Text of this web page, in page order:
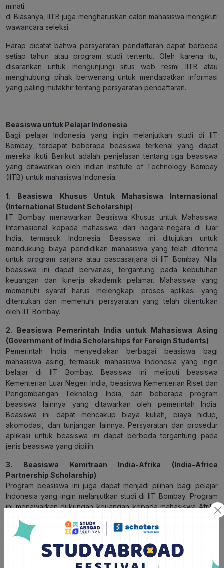
minati.
d. Biasanya, IITB juga mengharuskan calon mahasiswa mengikuti
wawancara seleksi.
Harap dicatat bahwa persyaratan pendaftaran dapat berbeda
setiap tahun atau program studi tertentu. Oleh karena itu,
disarankan untuk mengunjungi situs web resmi IITB atau
menghubungi pihak berwenang untuk mendapatkan informasi
yang paling mutakhir tentang persyaratan pendaftaran.
Beasiswa untuk Pelajar Indonesia
Bagi pelajar Indonesia yang ingin melanjutkan studi di IIT
Bombay, terdapat beberapa beasiswa terkenal yang dapat
mereka ikuti. Berikut adalah penjelasan tentang tiga beasiswa
yang ditawarkan oleh Indian Institute of Technology Bombay
(IITB) untuk mahasiswa Indonesia:
1. Beasiswa Khusus Untuk Mahasiswa Internasional
(International Student Scholarship)
IIT Bombay menawarkan Beasiswa Khusus untuk Mahasiswa
Internasional kepada mahasiswa dari negara-negara di luar
India, termasuk Indonesia. Beasiswa ini ditujukan untuk
mendukung biaya pendidikan mahasiswa yang telah diterima
untuk program sarjana atau pascasarjana di IIT Bombay. Nilai
beasiswa ini dapat bervariasi, tergantung pada kebutuhan
keuangan dan kinerja akademik pelamar. Mahasiswa yang
memenuhi syarat harus melengkapi proses aplikasi yang
ditentukan dan memenuhi persyaratan yang telah ditentukan
oleh IIT Bombay.
2. Beasiswa Pemerintah India untuk Mahasiswa Asing
(Government of India Scholarships for Foreign Students)
Pemerintah India menyediakan berbagai beasiswa bagi
mahasiswa asing, termasuk mahasiswa Indonesia yang ingin
belajar di IIT Bombay. Beasiswa ini meliputi beasiswa
Kementerian Luar Negeri India, beasiswa Kementerian Riset dan
Pengembangan Teknologi India, dan beberapa program
beasiswa lainnya yang ditawarkan oleh pemerintah India.
Beasiswa ini dapat mencakup biaya kuliah, biaya hidup,
akomodasi, dan tunjangan lainnya. Persyaratan dan prosedur
aplikasi untuk beasiswa ini dapat berbeda tergantung pada
jenis beasiswa yang dipilih.
3. Beasiswa Kemitraan India-Afrika (India-Africa
Partnership Scholarship)
Program beasiswa ini juga dapat menjadi pilihan bagi pelajar
Indonesia yang ingin melanjutkan studi di IIT Bombay. Program
ini menawarkan dukungan keuangan kepada mahasiswa Afrika
termasuk Indonesia, dengan fokus pada bidang teknologi dan
ilmu pengetahuan. Beasiswa ini mencakup biaya kuliah, biaya
hidup, dan bantuan lainnya.
Penting untuk dicatat bahwa persyaratan, tenggat waktu